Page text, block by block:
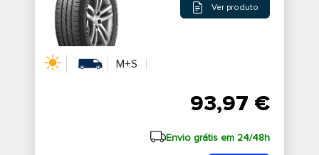
Ver produto
M+S
93,97 €
Envio grátis em 24/48h